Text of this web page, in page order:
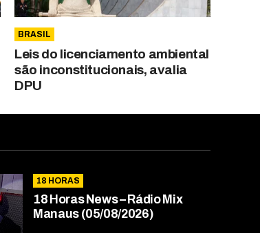
BRASIL
Leis do licenciamento ambiental
são inconstitucionais, avalia
DPU
18 HORAS
18 Horas News​​​​​​​​​​​​ – Rádio Mix
Manaus (05/08/2026)